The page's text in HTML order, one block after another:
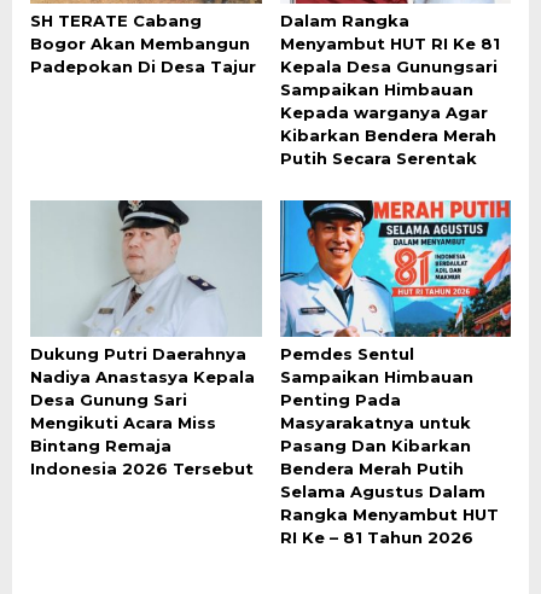
SH TERATE Cabang
Bogor Akan Membangun
Padepokan Di Desa Tajur
Dalam Rangka
Menyambut HUT RI Ke 81
Kepala Desa Gunungsari
Sampaikan Himbauan
Kepada warganya Agar
Kibarkan Bendera Merah
Putih Secara Serentak
Dukung Putri Daerahnya
Nadiya Anastasya Kepala
Desa Gunung Sari
Mengikuti Acara Miss
Bintang Remaja
Indonesia 2026 Tersebut
Pemdes Sentul
Sampaikan Himbauan
Penting Pada
Masyarakatnya untuk
Pasang Dan Kibarkan
Bendera Merah Putih
Selama Agustus Dalam
Rangka Menyambut HUT
RI Ke – 81 Tahun 2026